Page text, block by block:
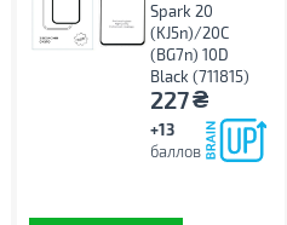
Spark 20
(KJ5n)/20C
(BG7n) 10D
Black (711815)
227₴
+13
баллов